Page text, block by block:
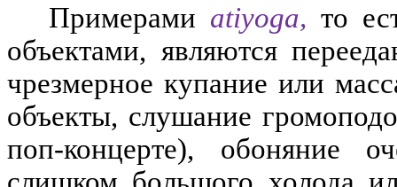
Примерами atiyoga, то
объектами, являются
чрезмерное купание или
объекты, слушание
поп-концерте), обоняние